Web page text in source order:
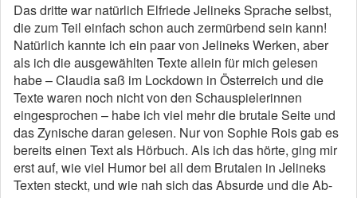
Das dritte war natürlich Elfriede Jelineks Sprache selbst,
die zum Teil einfach schon auch zermürbend sein kann!
Natürlich kannte ich ein paar von Jelineks Werken, aber
als ich die ausgewählten Texte allein für mich gelesen
habe – Claudia saß im Lockdown in Öster­reich und die
Texte waren noch nicht von den Schauspiele­rinnen
eingesprochen – habe ich viel mehr die brutale Seite und
das Zynische daran gelesen. Nur von Sophie Rois gab es
bereits einen Text als Hörbuch. Als ich das hörte, ging mir
erst auf, wie viel Humor bei all dem Brutalen in Jelineks
Texten steckt, und wie nah sich das Absurde und die Ab­